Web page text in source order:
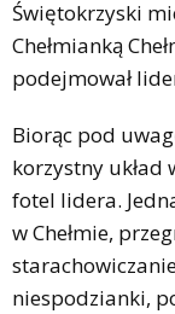
Świętokrzyski
Chełmianką
podejmował
Biorąc pod
korzystny układ
fotel lidera.
w Chełmie,
niespodzianki,